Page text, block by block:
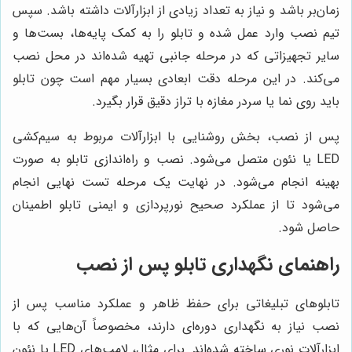
زمان‌بر باشد و نیاز به تعداد زیادی از ابزارآلات داشته باشد. سپس
تیم نصب وارد عمل شده و تابلو را به کمک پایه‌ها، بست‌ها و
سایر تجهیزاتی که در مرحله جانبی تهیه شده‌اند در محل نصب
می‌کند. در این مرحله دقت ابعادی بسیار مهم است چون تابلو
باید روی نما یا سردر مغازه با تراز دقیق قرار بگیرد.
پس از نصب، بخش روشنایی با ابزارآلات مربوط به سیم‌کشی
LED یا نئون متصل می‌شود. نصب و راه‌اندازی تابلو به صورت
بهینه انجام می‌شود. در نهایت یک مرحله تست نهایی انجام
می‌شود تا از عملکرد صحیح نورپردازی و ایمنی تابلو اطمینان
حاصل شود.
راهنمای نگهداری تابلو پس از نصب
تابلوهای تبلیغاتی برای حفظ ظاهر و عملکرد مناسب پس از
نصب نیاز به نگهداری دوره‌ای دارند، مخصوصاً آن‌هایی که با